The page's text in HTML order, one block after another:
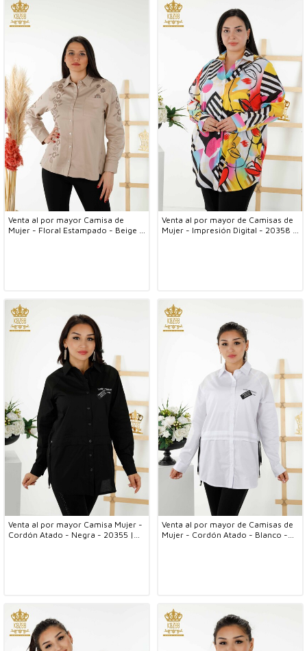
Venta al por mayor Camisa de
Mujer - Floral Estampado - Beige -
Venta al por mayor de Camisas de
Mujer - Impresión Digital - 20358 |
Venta al por mayor Camisa Mujer -
Cordón Atado - Negra - 20355 |
Venta al por mayor de Camisas de
Mujer - Cordón Atado - Blanco -